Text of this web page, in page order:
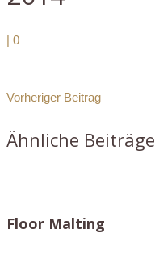
| 0
Vorheriger Beitrag
Ähnliche Beiträge
Floor Malting